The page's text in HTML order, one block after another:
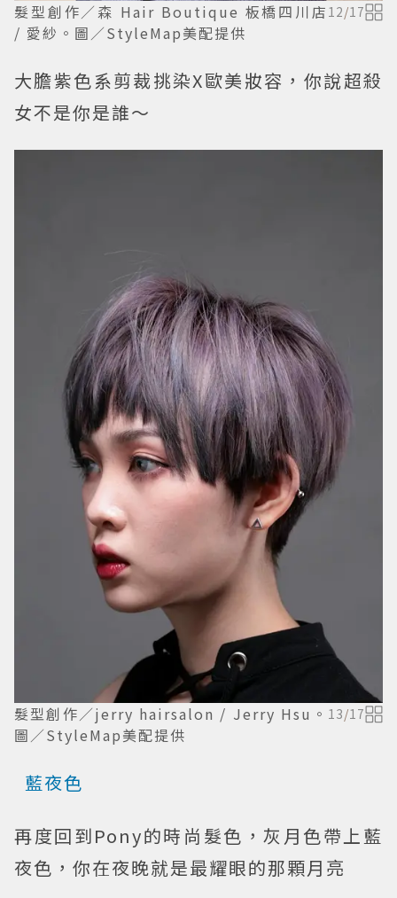
髮型創作／森 Hair Boutique 板橋四川店
/ 愛紗。圖／StyleMap美配提供
12/17
大膽紫色系剪裁挑染X歐美妝容，你說超殺
女不是你是誰～
髮型創作／jerry hairsalon / Jerry Hsu。
圖／StyleMap美配提供
13/17
藍夜色
再度回到Pony的時尚髮色，灰月色帶上藍
夜色，你在夜晚就是最耀眼的那顆月亮